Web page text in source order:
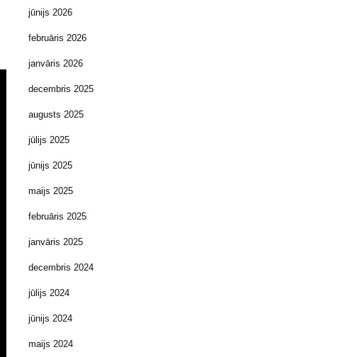
jūnijs 2026
februāris 2026
janvāris 2026
decembris 2025
augusts 2025
jūlijs 2025
jūnijs 2025
maijs 2025
februāris 2025
janvāris 2025
decembris 2024
jūlijs 2024
jūnijs 2024
maijs 2024